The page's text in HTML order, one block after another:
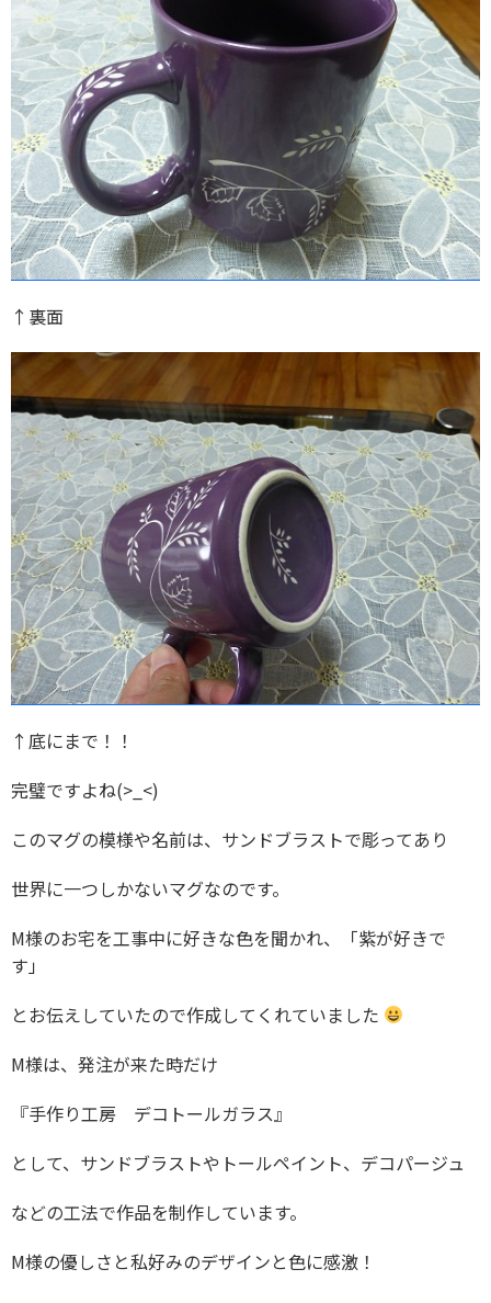
↑裏面
↑底にまで！！
完璧ですよね(>_<)
このマグの模様や名前は、サンドブラストで彫ってあり
世界に一つしかないマグなのです。
M様のお宅を工事中に好きな色を聞かれ、「紫が好きで
す」
とお伝えしていたので作成してくれていました
M様は、発注が来た時だけ
『手作り工房 デコトールガラス』
として、サンドブラストやトールペイント、デコパージュ
などの工法で作品を制作しています。
M様の優しさと私好みのデザインと色に感激！